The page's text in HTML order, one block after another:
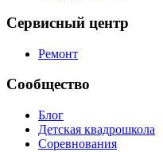
Сервисный центр
Ремонт
Сообщество
Блог
Детская квадрошкола
Соревнования